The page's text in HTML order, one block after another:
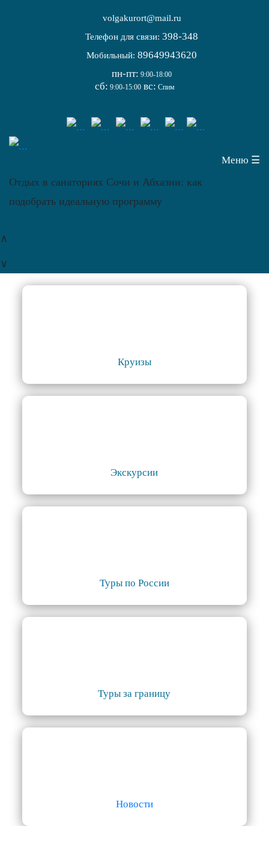
volgakurort@mail.ru
Телефон для связи: 398-348
Мобильный: 89649943620
пн-пт: 9:00-18:00
сб: 9:00-15:00вс: Спим
Меню ☰
Отдых в санаториях Сочи и Абхазии: как
подобрать идеальную программу
∧
∨
Круизы
Экскурсии
Туры по России
Туры за границу
Новости